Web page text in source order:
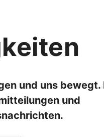
und uns bewegt.
und